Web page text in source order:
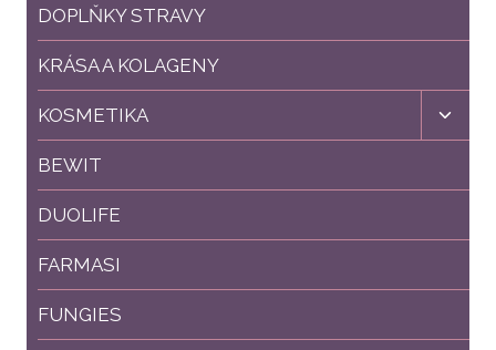
DOPLŇKY STRAVY
KRÁSA A KOLAGENY
KOSMETIKA
child
BEWIT
DUOLIFE
FARMASI
FUNGIES